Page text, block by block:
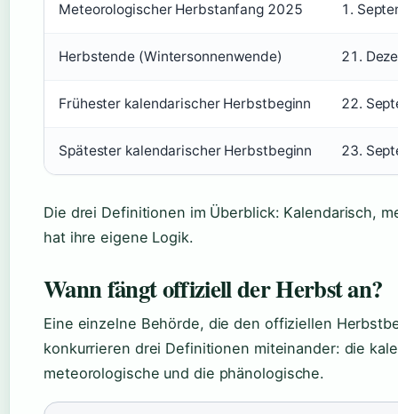
Meteorologischer Herbstanfang 2025 1.
Herbstende (Wintersonnenwende) 21.
Frühester kalendarischer Herbstbeginn 22.
Spätester kalendarischer Herbstbeginn 23.
Die drei Definitionen im Überblick: Kalendarisch,
hat ihre eigene Logik.
Wann fängt offiziell der Herbst an?
Eine einzelne Behörde, die den offiziellen
konkurrieren drei Definitionen miteinander: die
meteorologische und die phänologische.